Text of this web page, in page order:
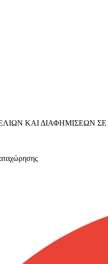
ΚΑΙ ΔΙΑΦΗΜΙΣΕΩΝ ΣΕ